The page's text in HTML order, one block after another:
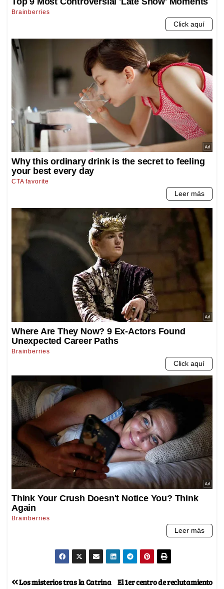
El 1er centro de reclutamiento
Los misterios tras la Catrina